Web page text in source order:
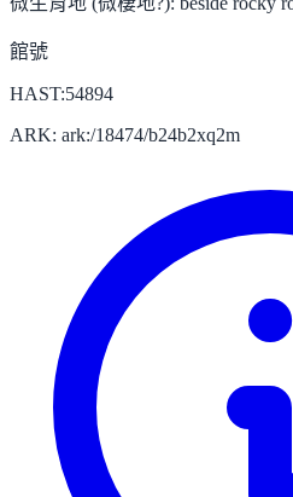
館號
HAST:54894
ARK: ark:/18474/b24b2xq2m